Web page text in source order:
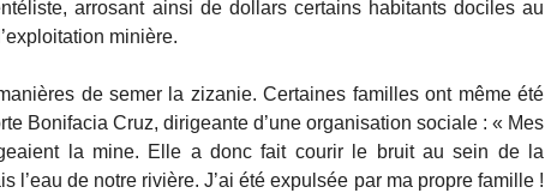
arrosant ainsi de dollars certains habitants dociles au
minière.
de semer la zizanie. Certaines familles ont même été
Bonifacia Cruz, dirigeante d’une organisation sociale : « Mes
la mine. Elle a donc fait courir le bruit au sein de la
l’eau de notre rivière. J’ai été expulsée par ma propre famille !